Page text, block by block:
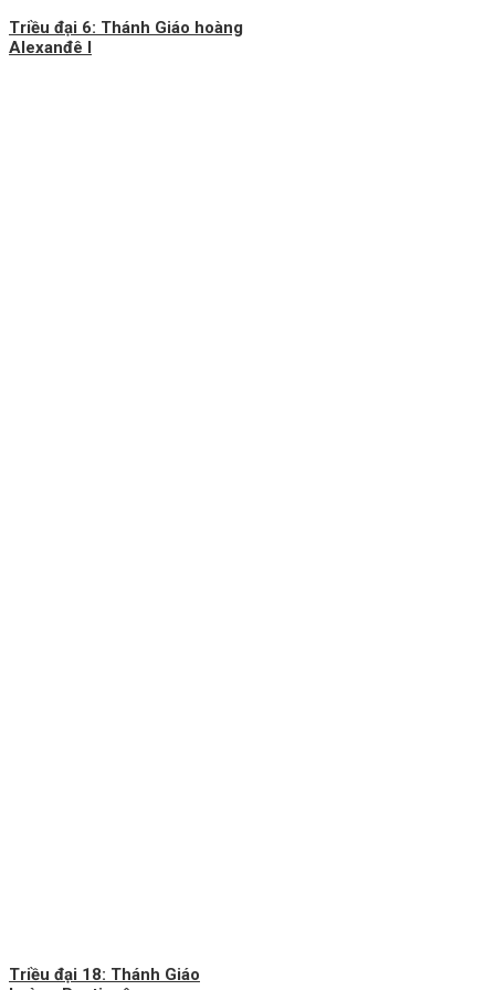
Triều đại 6: Thánh Giáo hoàng
Alexanđê I
Triều đại 18: Thánh Giáo